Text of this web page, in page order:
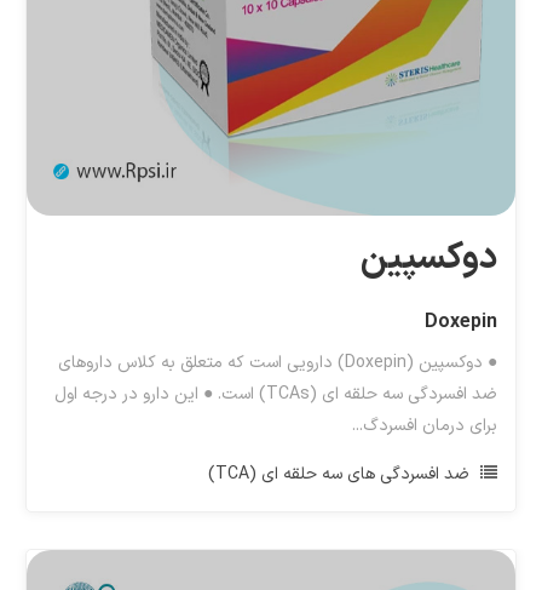
دوکسپین
Doxepin
● دوکسپین (Doxepin) دارویی است که متعلق به کلاس داروهای
ضد افسردگی سه حلقه ای (TCAs) است. ● این دارو در درجه اول
برای درمان افسردگ...
ضد افسردگی های سه حلقه ای (TCA)